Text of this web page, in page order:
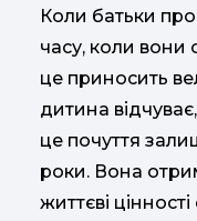
Коли батьки
часу, коли вони
це приносить
дитина
це почуття
роки. Вона
життєві